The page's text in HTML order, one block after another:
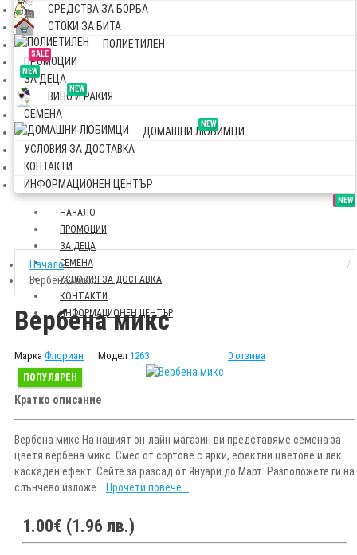
СРЕДСТВА ЗА БОРБА
СТОКИ ЗА БИТА
ПОЛИЕТИЛЕН
SALE
ПРОМОЦИИ
NEW
ЗА ДЕЦА
NEW
ВИНО И РАКИЯ
СЕМЕНА
NEW
ДОМАШНИ ЛЮБИМЦИ
УСЛОВИЯ ЗА ДОСТАВКА
КОНТАКТИ
ИНФОРМАЦИОНЕН ЦЕНТЪР
НАЧАЛО
SALE
ПРОМОЦИИ
NEW
ЗА ДЕЦА
СЕМЕНА
УСЛОВИЯ ЗА ДОСТАВКА
КОНТАКТИ
ИНФОРМАЦИОНЕН ЦЕНТЪР
Начало
Вербена микс
Вербена микс
Марка Флориан Модел 1263 0 отзива
ПОПУЛЯРЕН
Кратко описание
Вербена микс На нашият он-лайн магазин ви представяме семена за
цветя вербена микс. Смес от сортове с ярки, ефектни цветове и лек
каскаден ефект. Сейте за разсад от Януари до Март. Разположете ги на
слънчево изложе... Прочети повече...
1.00€ (1.96 лв.)